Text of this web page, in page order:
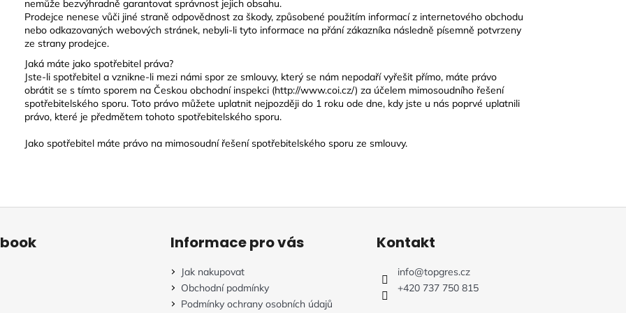
nemůže bezvýhradně garantovat správnost jejich obsahu.
Prodejce nenese vůči jiné straně odpovědnost za škody, způsobené použitím informací z internetového obchodu
nebo odkazovaných webových stránek, nebyli-li tyto informace na přání zákazníka následně písemně potvrzeny
ze strany prodejce.
Jaká máte jako spotřebitel práva?
Jste-li spotřebitel a vznikne-li mezi námi spor ze smlouvy, který se nám nepodaří vyřešit přímo, máte právo
obrátit se s tímto sporem na Českou obchodní inspekci (http://www.coi.cz/) za účelem mimosoudního řešení
spotřebitelského sporu. Toto právo můžete uplatnit nejpozději do 1 roku ode dne, kdy jste u nás poprvé uplatnili
právo, které je předmětem tohoto spotřebitelského sporu.
Jako spotřebitel máte právo na mimosoudní řešení spotřebitelského sporu ze smlouvy.
Informace pro vás
Jak nakupovat
Obchodní podmínky
Podmínky ochrany osobních údajů
Kontakt
info@topgres.cz
+420 737 750 815